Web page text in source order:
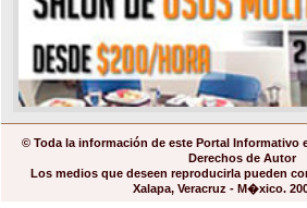
© Toda la información de este Portal Informativo
Derechos de Autor
Los medios que deseen reproducirla pueden
Xalapa, Veracruz - M�xico.